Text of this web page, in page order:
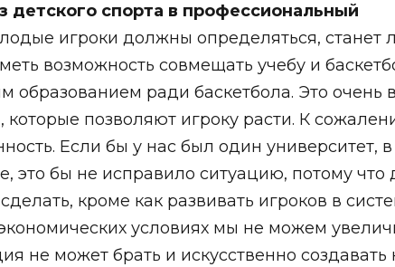
детского спорта в профессиональный
игроки должны определяться,
возможность совмещать учебу и
образованием ради баскетбола. Это очень
которые позволяют игроку расти. К
Если бы у нас был один
это бы не исправило ситуацию, потому
кроме как развивать игроков в
условиях мы не можем
не может брать и искусственно